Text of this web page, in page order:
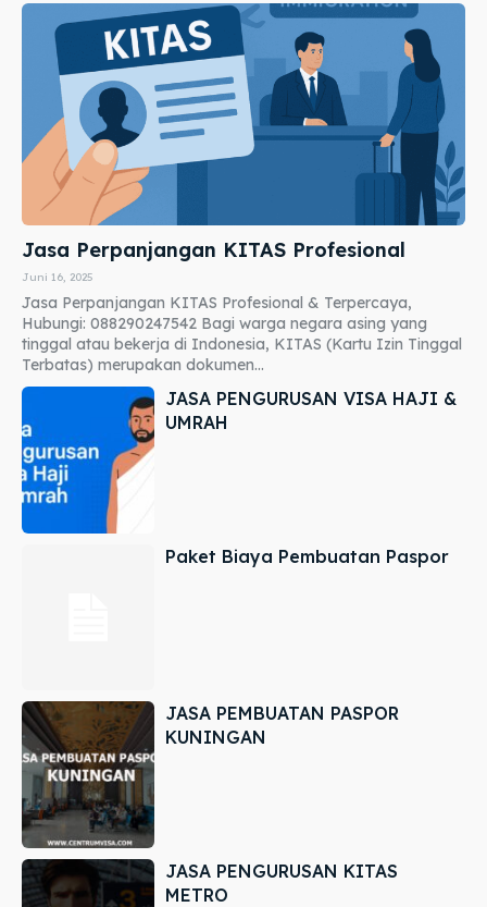
Jasa Perpanjangan KITAS Profesional
Juni 16, 2025
Jasa Perpanjangan KITAS Profesional & Terpercaya,
Hubungi: 088290247542 Bagi warga negara asing yang
tinggal atau bekerja di Indonesia, KITAS (Kartu Izin Tinggal
Terbatas) merupakan dokumen...
JASA PENGURUSAN VISA HAJI &
UMRAH
Paket Biaya Pembuatan Paspor
JASA PEMBUATAN PASPOR
KUNINGAN
JASA PENGURUSAN KITAS
METRO